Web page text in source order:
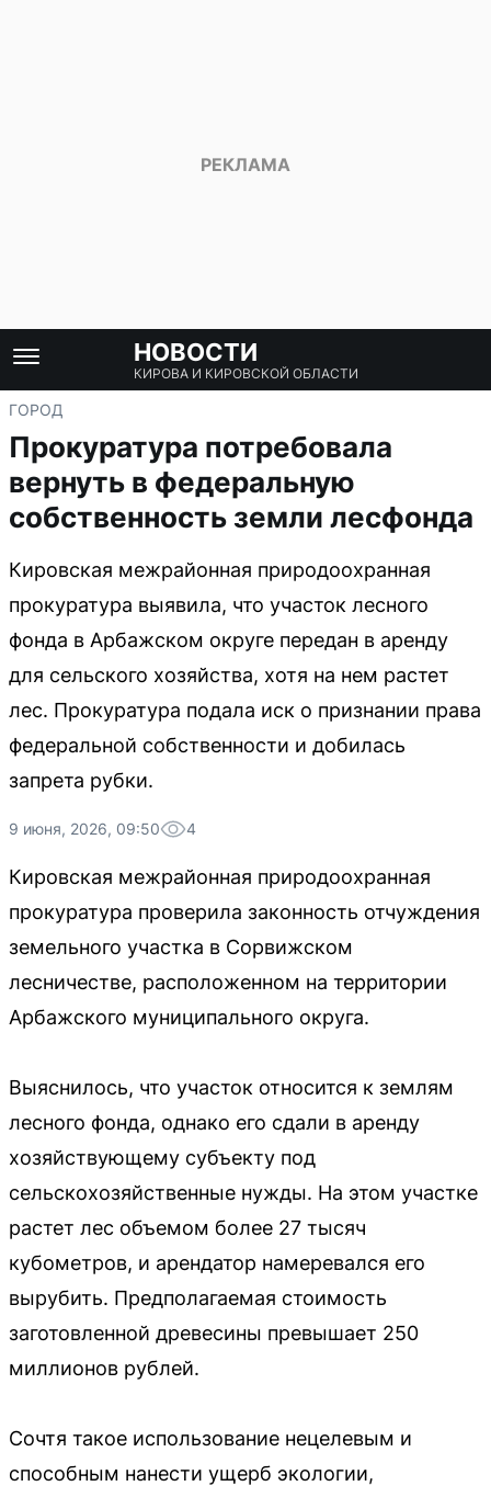
НОВОСТИ
КИРОВА И КИРОВСКОЙ ОБЛАСТИ
ГОРОД
Прокуратура потребовала
вернуть в федеральную
собственность земли лесфонда
Кировская межрайонная природоохранная
прокуратура выявила, что участок лесного
фонда в Арбажском округе передан в аренду
для сельского хозяйства, хотя на нем растет
лес. Прокуратура подала иск о признании права
федеральной собственности и добилась
запрета рубки.
9 июня, 2026, 09:50 4
Кировская межрайонная природоохранная
прокуратура проверила законность отчуждения
земельного участка в Сорвижском
лесничестве, расположенном на территории
Арбажского муниципального округа.
Выяснилось, что участок относится к землям
лесного фонда, однако его сдали в аренду
хозяйствующему субъекту под
сельскохозяйственные нужды. На этом участке
растет лес объемом более 27 тысяч
кубометров, и арендатор намеревался его
вырубить. Предполагаемая стоимость
заготовленной древесины превышает 250
миллионов рублей.
Сочтя такое использование нецелевым и
способным нанести ущерб экологии,